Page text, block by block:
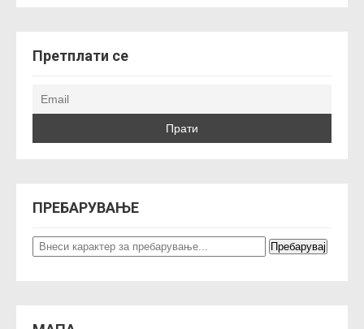
a
v
g
n
Претплати се
ПРЕБАРУВАЊЕ